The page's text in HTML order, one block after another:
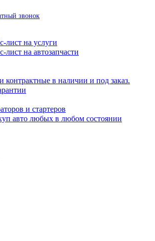
звонок
лист на услуги
лист на автозапчасти
контрактные в наличии и под заказ.
и стартеров
авто любых в любом состоянии